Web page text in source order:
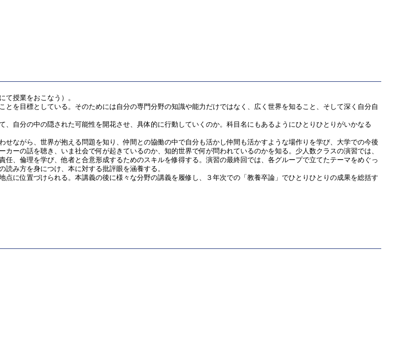
て授業をおこなう）。
を目標としている。そのためには自分の専門分野の知識や能力だけではなく、広く世界を知ること、そして深く自分自
自分の中の隠された可能性を開花させ、具体的に行動していくのか。科目名にもあるようにひとりひとりがいかなる
ながら、世界が抱える問題を知り、仲間との協働の中で自分も活かし仲間も活かすような場作りを学び、大学での今後
ーの話を聴き、いま社会で何が起きているのか、知的世界で何が問われているのかを知る。少人数クラスの演習では、
、倫理を学び、他者と合意形成するためのスキルを修得する。演習の最終回では、各グループで立てたテーマをめぐっ
み方を身につけ、本に対する批評眼を涵養する。
に位置づけられる。本講義の後に様々な分野の講義を履修し、３年次での「教養卒論」でひとりひとりの成果を総括す